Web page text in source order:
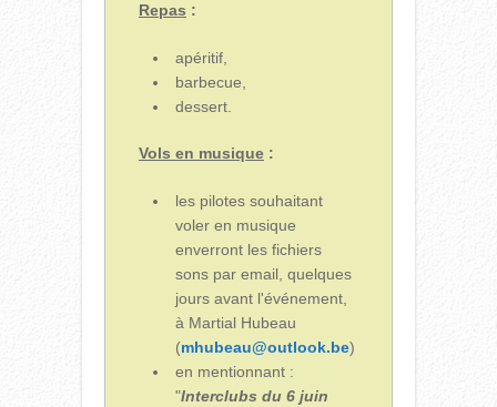
Repas :
apéritif,
barbecue,
dessert.
Vols en musique :
les pilotes souhaitant
voler en musique
enverront les fichiers
sons par email, quelques
jours avant l'événement,
à Martial Hubeau
(mhubeau@outlook.be)
en mentionnant :
"Interclubs du 6 juin